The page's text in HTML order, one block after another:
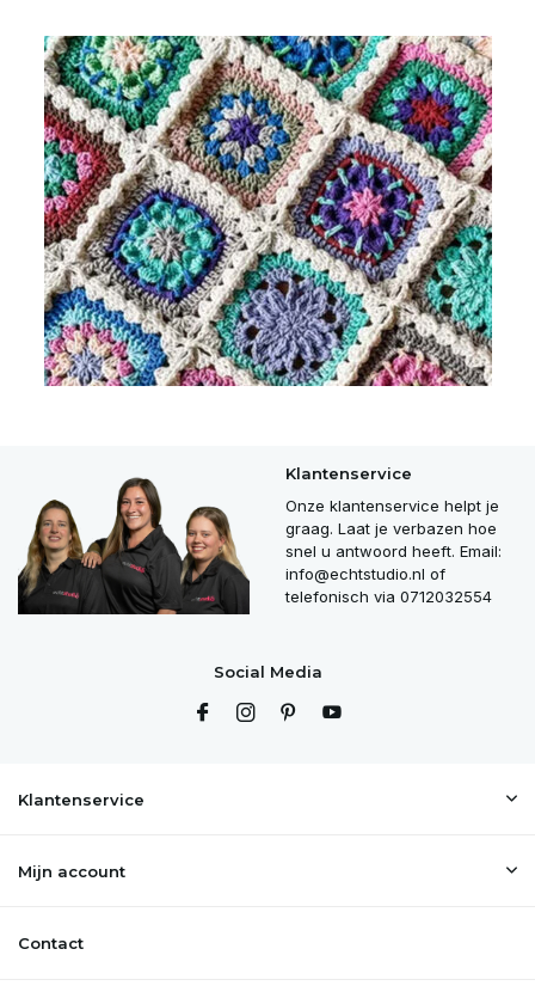
Klantenservice
Onze klantenservice helpt je
graag. Laat je verbazen hoe
snel u antwoord heeft. Email:
info@echtstudio.nl of
telefonisch via 0712032554
Social Media
Klantenservice
Mijn account
Contact